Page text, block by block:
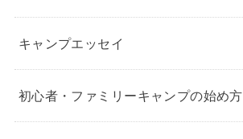
キャンプエッセイ
初心者・ファミリーキャンプの始め方